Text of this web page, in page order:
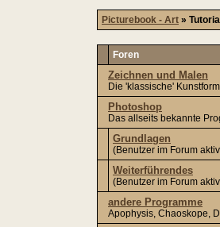
Picturebook - Art »
Foren
Zeichnen und Malen
Die 'klassische' Kunstform
Photoshop
Das allseits bekannte
Grundlagen
(Benutzer im Forum
Weiterführendes
(Benutzer im Forum
andere Programme
Apophysis, Chaoskope,